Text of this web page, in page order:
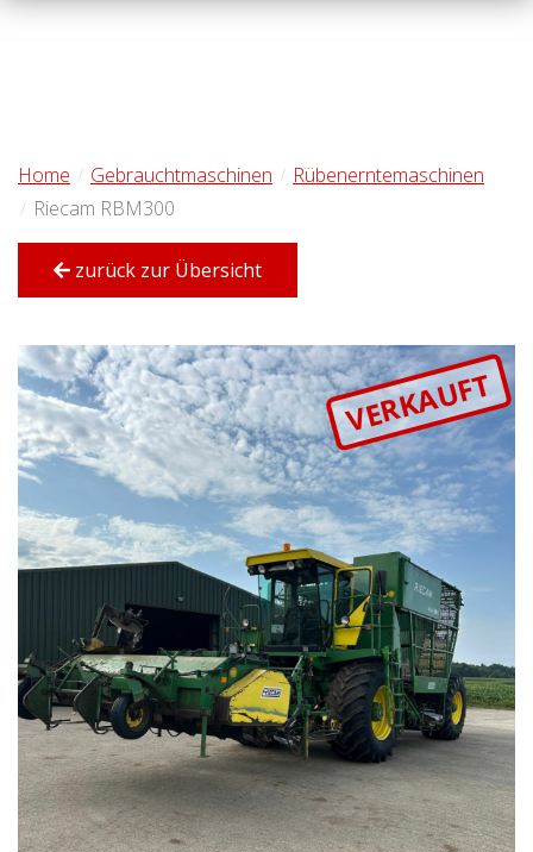
Home Gebrauchtmaschinen
Rübenerntemaschinen
Riecam RBM300
zurück zur Übersicht
VERKAUFT